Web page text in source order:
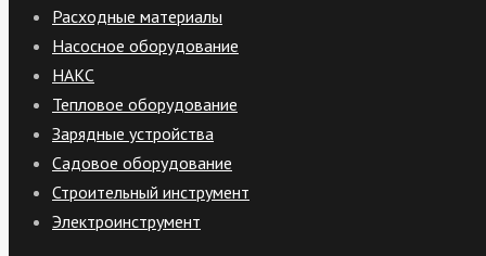
Расходные материалы
Насосное оборудование
НАКС
Тепловое оборудование
Зарядные устройства
Садовое оборудование
Строительный инструмент
Электроинструмент